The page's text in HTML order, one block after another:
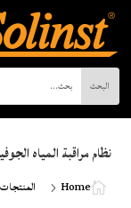
نظام مراقبة المياه

Home
5 المنتجات